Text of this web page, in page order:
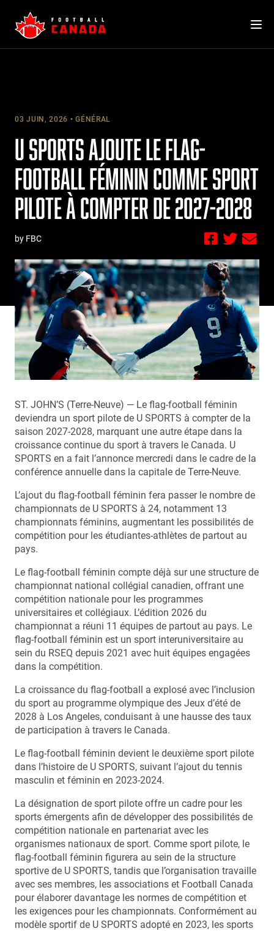
content
03 JUIN, 2026 GÉNÉRAL
U SPORTS AJOUTE LE FLAG-
FOOTBALL FÉMININ COMME SPORT
PILOTE À COMPTER DE 2027-2028
by FBC
ST. JOHN’S (Terre-Neuve) — Le flag-football féminin
deviendra un sport pilote de U SPORTS à compter de la
saison 2027-2028, marquant une autre étape dans la
croissance continue du sport à travers le Canada. U
SPORTS en a fait l’annonce mercredi dans le cadre de la
conférence annuelle dans la capitale de Terre-Neuve.
L’ajout du flag-football féminin fera passer le nombre de
championnats de U SPORTS à 24, notamment 13
championnats féminins, augmentant les possibilités de
compétition pour les étudiantes-athlètes de partout au
pays.
Le flag-football féminin compte déjà sur une structure de
championnat national collégial canadien, offrant une
compétition nationale pour les programmes
universitaires et collégiaux. L’édition 2026 du
championnat a réuni 11 équipes de partout au pays. Le
flag-football féminin est un sport interuniversitaire au
sein du RSEQ depuis 2021 avec huit équipes engagées
dans la compétition.
La croissance du flag-football a explosé avec l’inclusion
du sport au programme olympique des Jeux d’été de
2028 à Los Angeles, conduisant à une hausse des taux
de participation à travers le Canada.
Le flag-football féminin devient le deuxième sport pilote
dans l’histoire de U SPORTS, suivant l’ajout du tennis
masculin et féminin en 2023-2024.
La désignation de sport pilote offre un cadre pour les
sports émergents afin de développer des possibilités de
compétition nationale en partenariat avec les
organismes nationaux de sport. Comme sport pilote, le
flag-football féminin figurera au sein de la structure
sportive de U SPORTS, tandis que l’organisation travaille
avec ses membres, les associations et Football Canada
pour élaborer davantage les normes de compétition et
les exigences pour les championnats. Conformément au
modèle sportif de U SPORTS adopté en 2023, les sports